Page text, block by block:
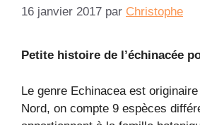
16 janvier 2017 par Christophe
Petite histoire de l’échinacée
Le genre Echinacea est originaire
Nord, on compte 9 espèces